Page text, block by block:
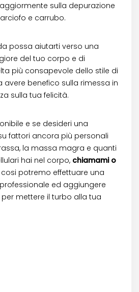
sulla depurazione
e carrubo.
possa aiutarti verso una
del tuo corpo e di
più consapevole dello stile di
benefico sulla rimessa in
sulla tua felicità.
e se desideri una
fattori ancora più personali
la massa magra e quanti
hai nel corpo, chiamami o
potremo effettuare una
ed aggiungere
mettere il turbo alla tua